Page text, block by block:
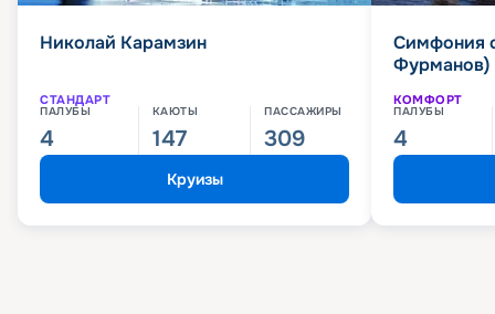
Николай Карамзин
СТАНДАРТ
ПАЛУБЫ
4
КАЮТЫ
147
ПАССАЖИРЫ
309
Круизы
Симфония
Фурманов)
КОМФОРТ
ПАЛУБЫ
4